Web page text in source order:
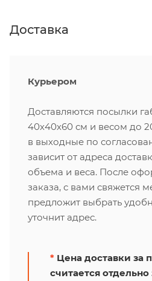
Доставка
Курьером
Доставляются посылки
40х40х60 см и весом до
в выходные по
зависит от адреса
объема и веса. После
заказа, с вами свяжется
предложит выбрать
уточнит адрес.
* Цена доставки
считается